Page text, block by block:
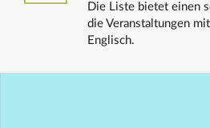
Die Liste bietet einen
die Veranstaltungen
Englisch.